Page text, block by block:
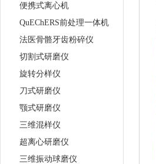
便携式离心机
QuEChERS前处理一体机
法医骨骼牙齿粉碎仪
切割式研磨仪
旋转分样仪
刀式研磨仪
颚式研磨仪
三维混样仪
超离心研磨仪
三维振动球磨仪